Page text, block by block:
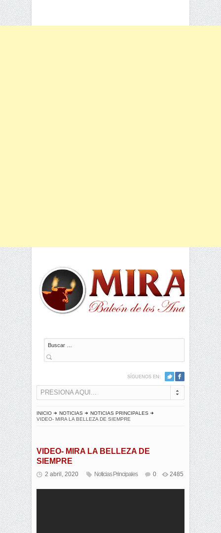
Buscar
SÍGUENOS EN:
PRESIONA AQUI...
INICIO NOTICIAS
NOTICIAS PRINCIPALES
VIDEO- MIRA LA BELLEZA DE SIEMPRE
VIDEO- MIRA LA BELLEZA DE
SIEMPRE
2 abril, 2020 Noticias Principales 0 2485